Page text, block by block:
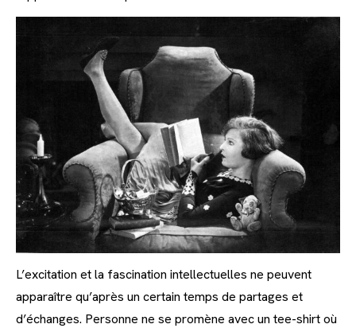
L’excitation et la fascination intellectuelles ne peuvent
apparaître qu’après un certain temps de partages et
d’échanges. Personne ne se promène avec un tee-shirt où